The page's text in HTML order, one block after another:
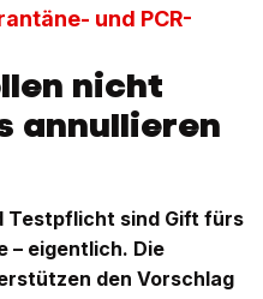
und PCR-
nicht
annullieren
Testpflicht sind Gift fürs
– eigentlich. Die
den Vorschlag